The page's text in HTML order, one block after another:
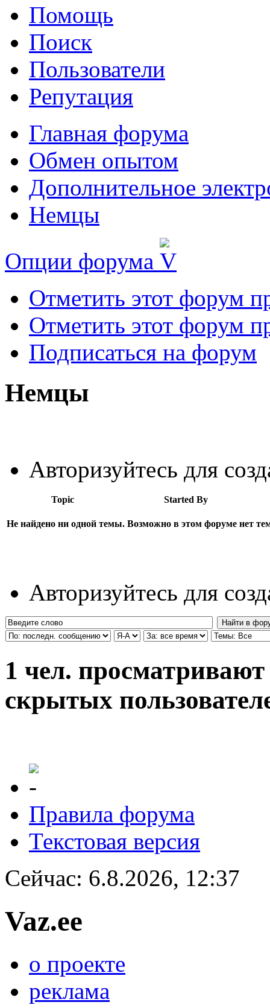
Помощь
Поиск
Пользователи
Репутация
Главная форума
Обмен опытом
Дополнительное
Немцы
Опции форума
Отметить этот форум
Отметить этот форум
Подписаться на форум
Немцы
Авторизуйтесь для
Topic Started By
Не найдено ни одной темы. Возможно в этом форуме нет
Авторизуйтесь для
1 чел.
скрытых
Правила форума
Текстовая версия
Сейчас: 6.8.2026, 12:37
Vaz.ee
о проекте
реклама